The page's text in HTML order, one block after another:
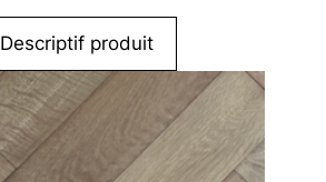
Descriptif produit